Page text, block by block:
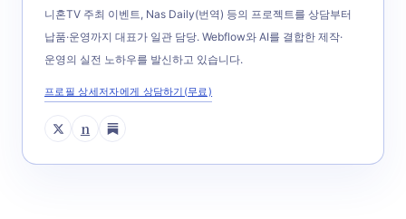
니혼TV 주최 이벤트, Nas Daily(번역) 등의 프로젝트를 상담부터
납품·운영까지 대표가 일관 담당. Webflow와 AI를 결합한 제작·
운영의 실전 노하우를 발신하고 있습니다.
프로필 상세저자에게 상담하기(무료)
n